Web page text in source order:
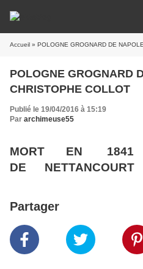
Accueil » POLOGNE GROGNARD DE
POLOGNE GROGNARD DE NAPOLEON
CHRISTOPHE COLLOT
Publié le 19/04/2016 à 15:19
Par archimeuse55
MORT EN 1841
DE
Partager